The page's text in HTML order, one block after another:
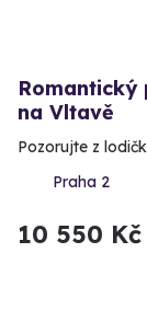
Romantický
na Vltavě
Pozorujte z
Praha 2
10 550 Kč